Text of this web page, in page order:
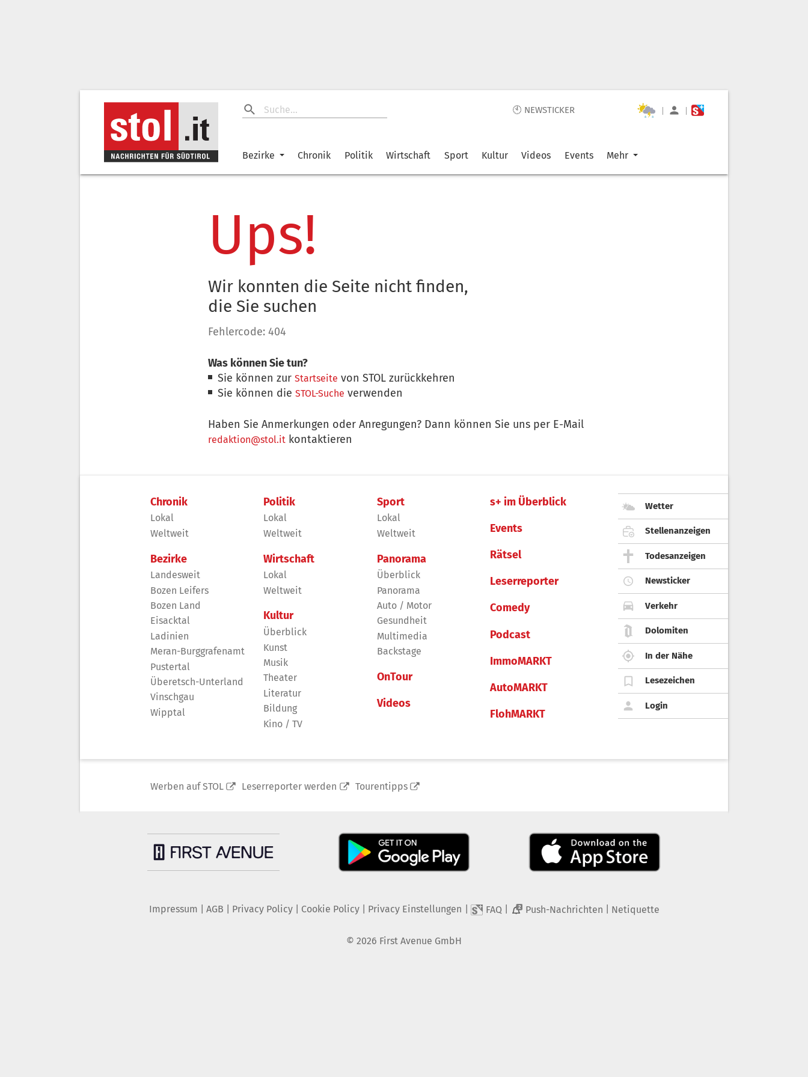
🕙 NEWSTICKER | |
Bezirke Chronik Politik Wirtschaft Sport Kultur Videos Events Mehr
Ups!
Wir konnten die Seite nicht finden,
die Sie suchen
Fehlercode: 404
Was können Sie tun?
Sie können zurStartseite von STOL zurückkehren
Sie können dieSTOL-Suche verwenden
Haben Sie Anmerkungen oder Anregungen? Dann können Sie uns per E-Mail
redaktion@stol.it kontaktieren
Chronik
Lokal
Weltweit
Bezirke
Landesweit
Bozen Leifers
Bozen Land
Eisacktal
Ladinien
Meran-Burggrafenamt
Pustertal
Überetsch-Unterland
Vinschgau
Wipptal
Politik
Lokal
Weltweit
Wirtschaft
Lokal
Weltweit
Kultur
Überblick
Kunst
Musik
Theater
Literatur
Bildung
Kino / TV
Sport
Lokal
Weltweit
Panorama
Überblick
Panorama
Auto / Motor
Gesundheit
Multimedia
Backstage
OnTour
Videos
s+ im Überblick
Events
Rätsel
Leserreporter
Comedy
Podcast
ImmoMARKT
AutoMARKT
FlohMARKT
Wetter
Stellenanzeigen
Todesanzeigen
Newsticker
Verkehr
Dolomiten
In der Nähe
Lesezeichen
Login
Werben auf STOL Leserreporter werden Tourentipps
Impressum AGB Privacy Policy| Cookie Policy| Privacy Einstellungen FAQ 2 Push-Nachrichten Netiquette
© 2026 First Avenue GmbH